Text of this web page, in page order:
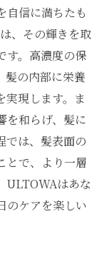
自信に満ちたも
、その輝きを取
す。高濃度の保
髪の内部に栄養
実現します。ま
を和らげ、髪に
では、髪表面の
とで、より一層
ULTOWAはあな
のケアを楽しい